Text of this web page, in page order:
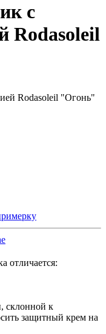
с
Rodasoleil
Rodasoleil "Огонь"
отличается:
склонной к
защитный крем на